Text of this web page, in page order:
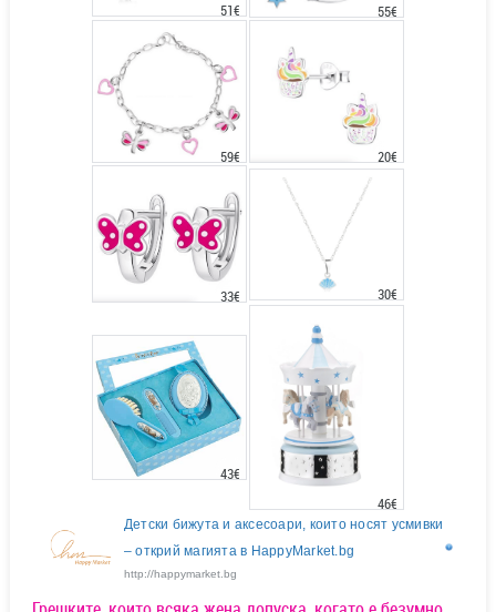
51€ 55€
59€ 20€
33€ 30€
43€
46€
Детски бижута и аксесоари, които носят усмивки
– открий магията в HappyMarket.bg
http://happymarket.bg